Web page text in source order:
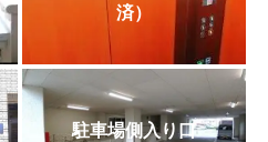
済）
駐車場側入り口